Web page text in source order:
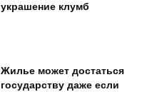
украшение клумб
Жилье может достаться
государству даже если